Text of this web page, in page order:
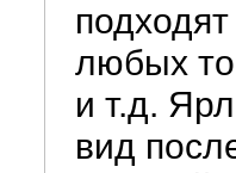
любых
и т.д.
вид